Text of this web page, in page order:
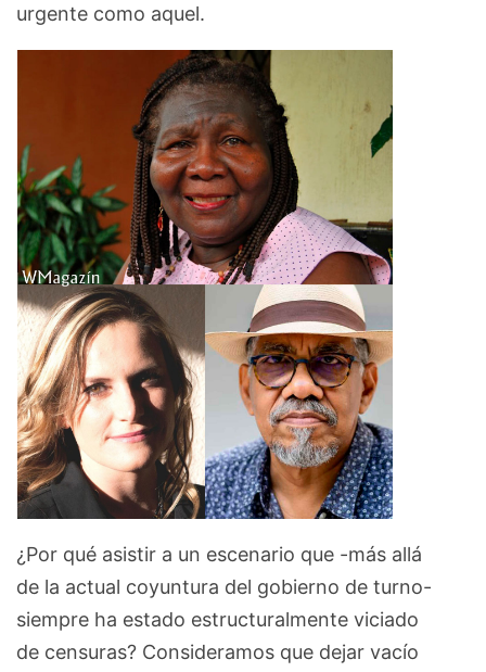
urgente como aquel.
¿Por qué asistir a un escenario que -más allá
de la actual coyuntura del gobierno de turno-
siempre ha estado estructuralmente viciado
de censuras? Consideramos que dejar vacío